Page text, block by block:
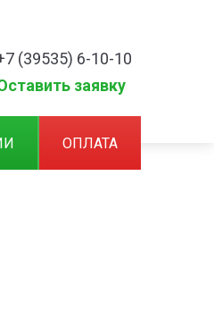
(39535) 6-10-10
заявку
ОПЛАТА